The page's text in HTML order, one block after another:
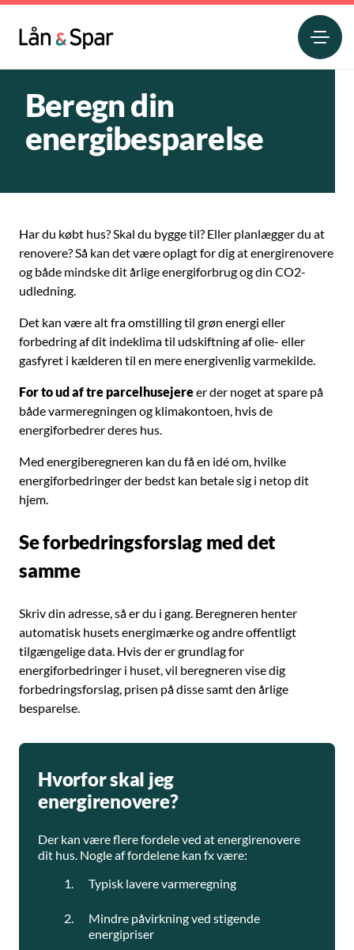
Beregn din
energibesparelse
Har du købt hus? Skal du bygge til? Eller planlægger du at
renovere? Så kan det være oplagt for dig at energirenovere
og både mindske dit årlige energiforbrug og din CO2-
udledning.
Det kan være alt fra omstilling til grøn energi eller
forbedring af dit indeklima til udskiftning af olie- eller
gasfyret i kælderen til en mere energivenlig varmekilde.
For to ud af tre parcelhusejereer der noget at spare på
både varmeregningen og klimakontoen, hvis de
energiforbedrer deres hus.
Med energiberegneren kan du få en idé om, hvilke
energiforbedringer der bedst kan betale sig i netop dit
hjem.
Se forbedringsforslag med det
samme
Skriv din adresse, så er du i gang. Beregneren henter
automatisk husets energimærke og andre offentligt
tilgængelige data. Hvis der er grundlag for
energiforbedringer i huset, vil beregneren vise dig
forbedringsforslag, prisen på disse samt den årlige
besparelse.
Hvorfor skal jeg
energirenovere?
Der kan være flere fordele ved at energirenovere
dit hus. Nogle af fordelene kan fx være:
Typisk lavere varmeregning
Mindre påvirkning ved stigende
energipriser